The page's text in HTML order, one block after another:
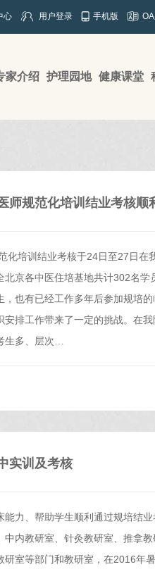
心 用户登录 手机版
家介绍 护理园地 健康课堂
师规范化培训结业考核顺
化培训结业考核于24日至27日在
京各中医住培基地共计302名学
，也有已经工作多年后参加规培
排工作带来了一定的挑战。在
生多、层次…
实训及考核
能力、帮助学生顺利通过规培结
中内教研室、针灸教研室、推拿
研室等部门和教研室，在2016年